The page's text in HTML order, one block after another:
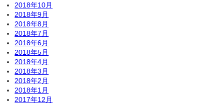
2018年10月
2018年9月
2018年8月
2018年7月
2018年6月
2018年5月
2018年4月
2018年3月
2018年2月
2018年1月
2017年12月